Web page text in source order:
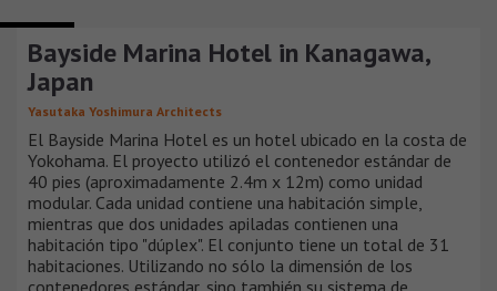
Bayside Marina Hotel in Kanagawa,
Japan
Yasutaka Yoshimura Architects
El Bayside Marina Hotel es un hotel ubicado en la costa de
Yokohama. El proyecto utilizó el contenedor estándar de
40 pies (aproximadamente 2.4m x 12m) como unidad
modular. Cada unidad contiene una habitación simple,
mientras que dos unidades apiladas contienen una
habitación tipo "dúplex". El conjunto tiene un total de 31
habitaciones. Utilizando no sólo la dimensión de los